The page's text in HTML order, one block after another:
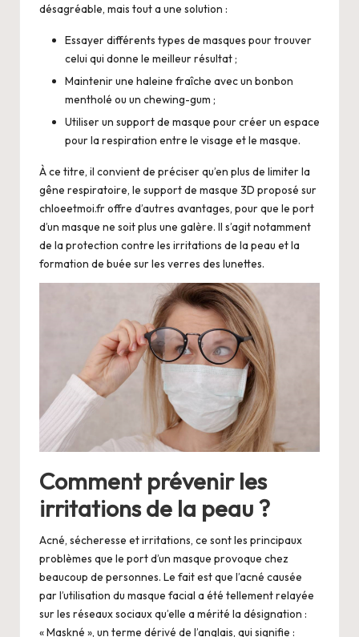
désagréable, mais tout a une solution :
Essayer différents types de masques pour trouver
celui qui donne le meilleur résultat ;
Maintenir une haleine fraîche avec un bonbon
mentholé ou un chewing-gum ;
Utiliser un support de masque pour créer un espace
pour la respiration entre le visage et le masque.
À ce titre, il convient de préciser qu’en plus de limiter la
gêne respiratoire, le support de masque 3D proposé sur
chloeetmoi.froffre d’autres avantages, pour que le port
d’un masque ne soit plus une galère. Il s’agit notamment
de la protection contre les irritations de la peau et la
formation de buée sur les verres des lunettes.
Comment prévenir les
irritations de la peau ?
Acné, sécheresse et irritations, ce sont les principaux
problèmes que le port d’un masque provoque chez
beaucoup de personnes. Le fait est que l’acné causée
par l’utilisation du masque facial a été tellement relayée
sur les réseaux sociaux qu’elle a mérité la désignation :
« Maskné », un terme dérivé de l’anglais, qui signifie :